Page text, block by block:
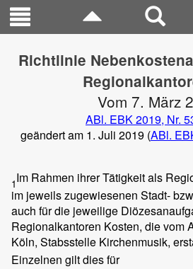
Richtlinie
Vom 7. März
ABl. EBK 2019, Nr.
geändert am 1. Juli 2019 (ABl.
1Im Rahmen ihrer Tätigkeit als
im jeweils zugewiesenen Stadt-
auch für die jeweilige
Regionalkantoren Kosten, die vom
Köln, Stabsstelle Kirchenmusik,
Einzelnen gilt dies für